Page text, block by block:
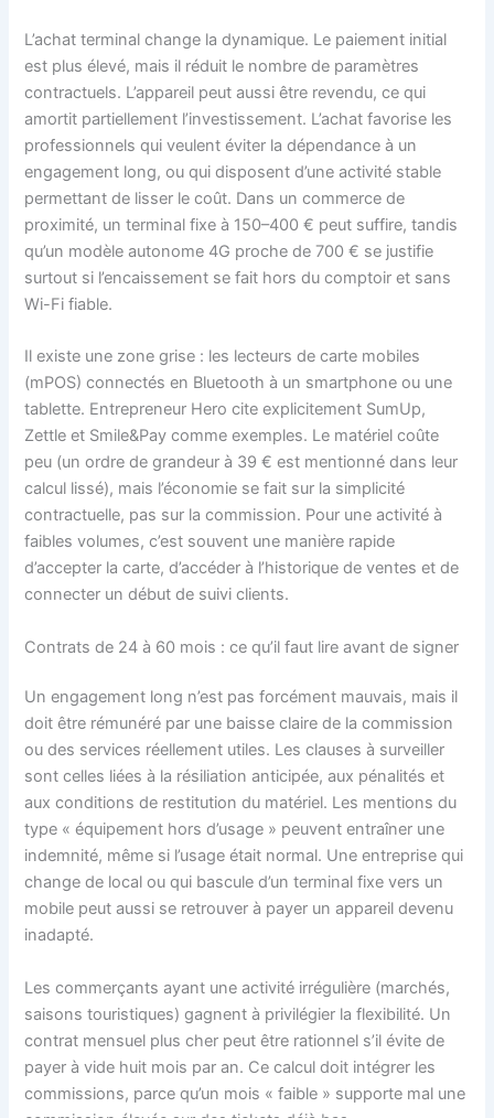
L’achat terminal change la dynamique. Le paiement initial
est plus élevé, mais il réduit le nombre de paramètres
contractuels. L’appareil peut aussi être revendu, ce qui
amortit partiellement l’investissement. L’achat favorise les
professionnels qui veulent éviter la dépendance à un
engagement long, ou qui disposent d’une activité stable
permettant de lisser le coût. Dans un commerce de
proximité, un terminal fixe à 150–400 € peut suffire, tandis
qu’un modèle autonome 4G proche de 700 € se justifie
surtout si l’encaissement se fait hors du comptoir et sans
Wi-Fi fiable.
Il existe une zone grise : les lecteurs de carte mobiles
(mPOS) connectés en Bluetooth à un smartphone ou une
tablette. Entrepreneur Hero cite explicitement SumUp,
Zettle et Smile&Pay comme exemples. Le matériel coûte
peu (un ordre de grandeur à 39 € est mentionné dans leur
calcul lissé), mais l’économie se fait sur la simplicité
contractuelle, pas sur la commission. Pour une activité à
faibles volumes, c’est souvent une manière rapide
d’accepter la carte, d’accéder à l’historique de ventes et de
connecter un début de suivi clients.
Contrats de 24 à 60 mois : ce qu’il faut lire avant de signer
Un engagement long n’est pas forcément mauvais, mais il
doit être rémunéré par une baisse claire de la commission
ou des services réellement utiles. Les clauses à surveiller
sont celles liées à la résiliation anticipée, aux pénalités et
aux conditions de restitution du matériel. Les mentions du
type « équipement hors d’usage » peuvent entraîner une
indemnité, même si l’usage était normal. Une entreprise qui
change de local ou qui bascule d’un terminal fixe vers un
mobile peut aussi se retrouver à payer un appareil devenu
inadapté.
Les commerçants ayant une activité irrégulière (marchés,
saisons touristiques) gagnent à privilégier la flexibilité. Un
contrat mensuel plus cher peut être rationnel s’il évite de
payer à vide huit mois par an. Ce calcul doit intégrer les
commissions, parce qu’un mois « faible » supporte mal une